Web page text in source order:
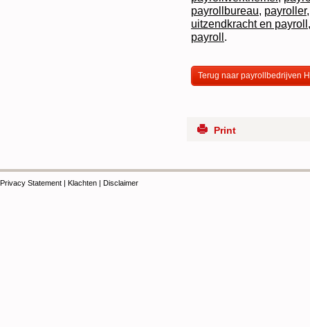
payrollbureau, payroller
uitzendkracht en payroll
payroll.
Terug naar payrollbedrijven
Print
Privacy Statement | Klachten | Disclaimer